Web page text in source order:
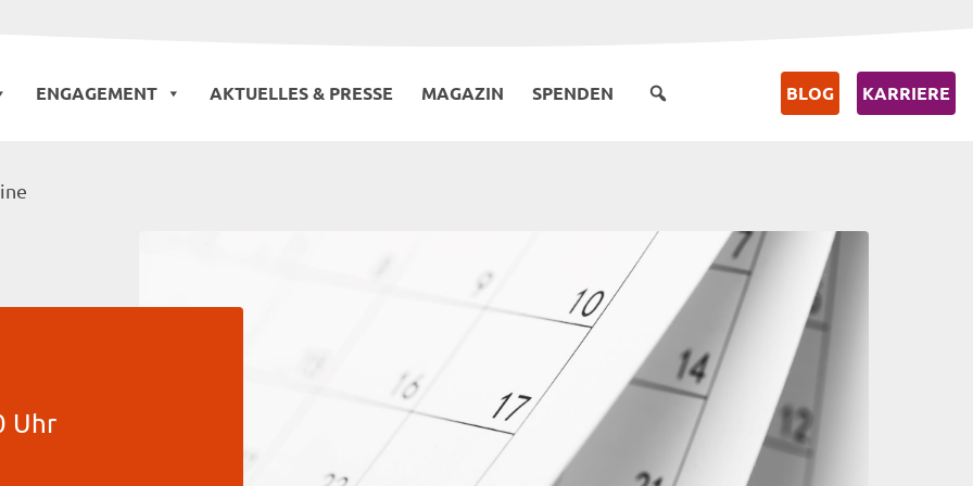
ENGAGEMENT AKTUELLES & PRESSE MAGAZIN SPENDEN KARRIERE
BLOG
Uhr